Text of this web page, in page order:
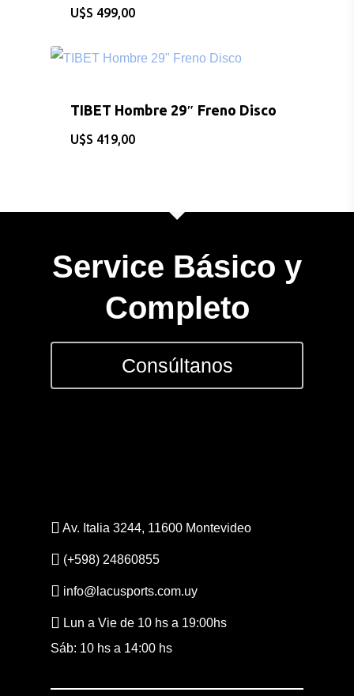
$ 499,00
TIBET Hombre 29″ Freno Disco
$ 419,00
Service Básico y
Completo
Consúltanos
Av. Italia 3244, 11600 Montevideo
(+598) 24860855
info@lacusports.com.uy
Lun a Vie de 10 hs a 19:00hs
Sáb: 10 hs a 14:00 hs
Sobre Nosotros
Contacto